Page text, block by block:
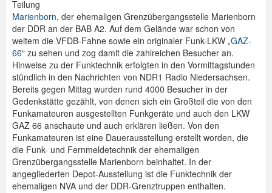
Teilung
Marienborn, der ehemaligen Grenzübergangsstelle Marienborn
der DDR an der BAB A2. Auf dem Gelände war schon von
weitem die VFDB-Fahne sowie ein originaler Funk-LKW „GAZ-
66“ zu sehen und zog damit die zahlreichen Besucher an.
Hinweise zu der Funktechnik erfolgten in den Vormittagstunden
stündlich in den Nachrichten von NDR1 Radio Niedersachsen.
Bereits gegen Mittag wurden rund 4000 Besucher in der
Gedenkstätte gezählt, von denen sich ein Großteil die von den
Funkamateuren ausgestellten Funkgeräte und auch den LKW
GAZ 66 anschaute und auch erklären ließen. Von den
Funkamateuren ist eine Dauerausstellung erstellt worden, die
die Funk- und Fernmeldetechnik der ehemaligen
Grenzübergangsstelle Marienborn beinhaltet. In der
angegliederten Depot-Ausstellung ist die Funktechnik der
ehemaligen NVA und der DDR-Grenztruppen enthalten.